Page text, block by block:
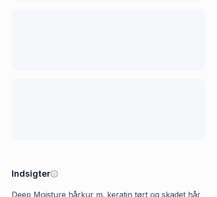
Indsigter
Deep Moisture hårkur m. keratin tørt og skadet hår